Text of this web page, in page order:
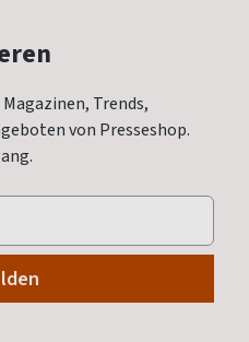
Trends,
von Presseshop.